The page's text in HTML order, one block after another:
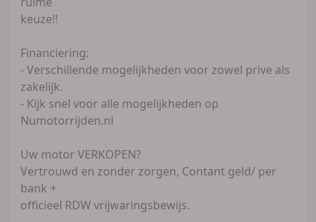
keuze!!
Financiering:
- Verschillende mogelijkheden voor zowel prive als
zakelijk.
- Kijk snel voor alle mogelijkheden op
Numotorrijden.nl
Uw motor VERKOPEN?
Vertrouwd en zonder zorgen, Contant geld/ per
bank +
officieel RDW vrijwaringsbewijs.